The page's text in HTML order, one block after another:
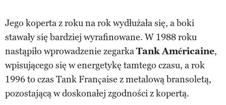
Jego koperta z roku na rok wydłużała się, a boki
stawały się bardziej wyrafinowane. W 1988 roku
nastąpiło wprowadzenie zegarkaTank Américaine,
wpisującego się w energetykę tamtego czasu, a rok
1996 to czas Tank Française z metalową bransoletą,
pozostającą w doskonałej zgodności z kopertą.